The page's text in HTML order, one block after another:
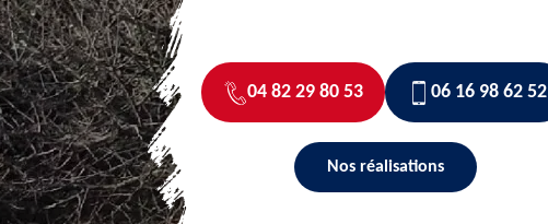
04 82 29 80 53 06 16 98 62 52
Nos réalisations